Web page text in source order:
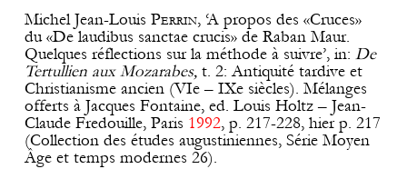
Michel Jean-Louis Perrin, ‘A propos des «Cruces»
du «De laudibus sanctae crucis» de Raban Maur.
Quelques réflections sur la méthode à suivre’, in: De
Tertullien aux Mozarabes, t. 2: Antiquité tardive et
Christianisme ancien (VIe – IXe siècles). Mélanges
offerts à Jacques Fontaine, ed. Louis Holtz – Jean-
Claude Fredouille, Paris 1992, p. 217-228, hier p. 217
(Collection des études augustiniennes, Série Moyen
Âge et temps modernes 26).